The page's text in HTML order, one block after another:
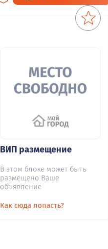
ВИП размещение
В этом блоке может быть
размещено Ваше
объявление
Как сюда попасть?